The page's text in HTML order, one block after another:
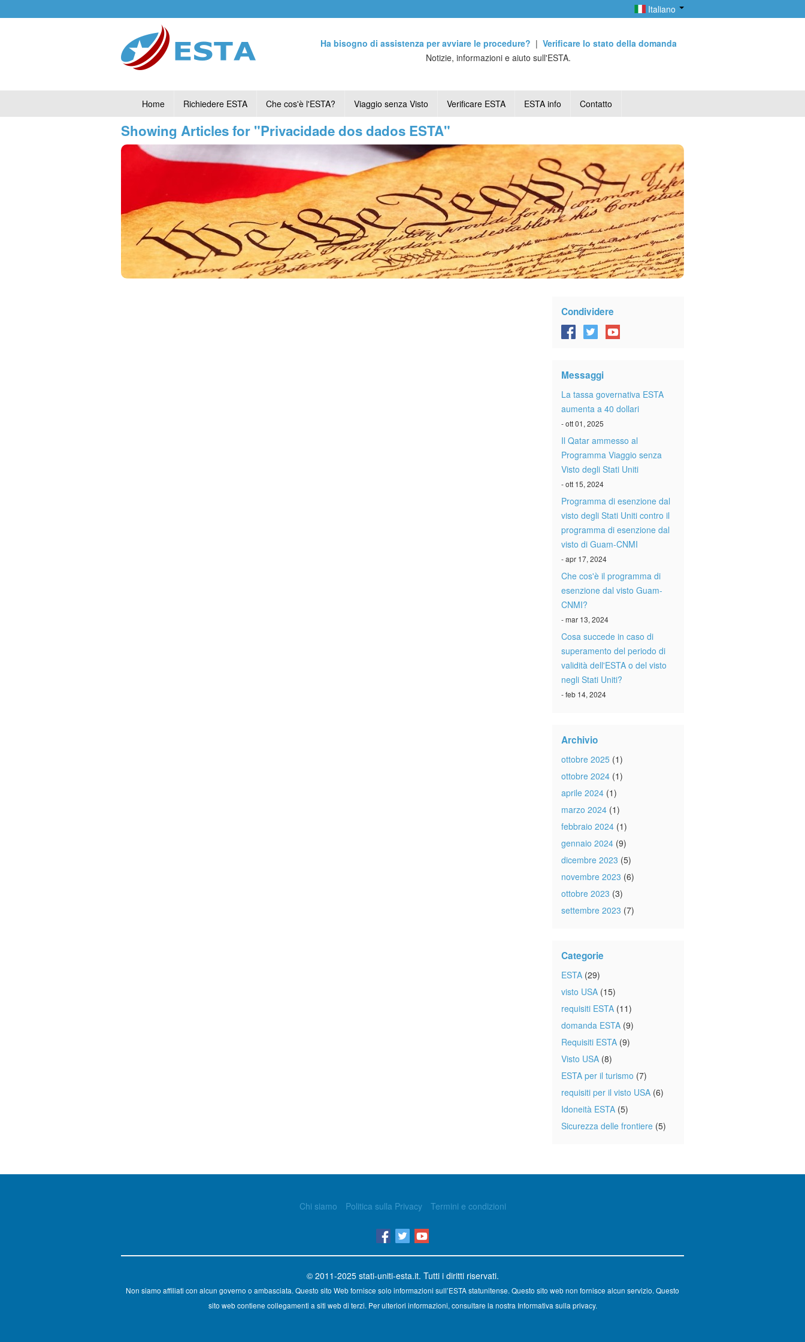
Italiano
Ha bisogno di assistenza per avviare le procedure? | Verificare lo stato della domanda
Notizie, informazioni e aiuto sull'ESTA.
Home Richiedere ESTA Che cos'è l'ESTA? Viaggio senza Visto Verificare ESTA ESTA info Contatto
Showing Articles for "Privacidade dos dados ESTA"
Condividere
Messaggi
La tassa governativa ESTA
aumenta a 40 dollari
- ott 01, 2025
Il Qatar ammesso al
Programma Viaggio senza
Visto degli Stati Uniti
- ott 15, 2024
Programma di esenzione dal
visto degli Stati Uniti contro il
programma di esenzione dal
visto di Guam-CNMI
- apr 17, 2024
Che cos'è il programma di
esenzione dal visto Guam-
CNMI?
- mar 13, 2024
Cosa succede in caso di
superamento del periodo di
validità dell'ESTA o del visto
negli Stati Uniti?
- feb 14, 2024
Archivio
ottobre 2025 (1)
ottobre 2024 (1)
aprile 2024 (1)
marzo 2024 (1)
febbraio 2024 (1)
gennaio 2024 (9)
dicembre 2023 (5)
novembre 2023 (6)
ottobre 2023 (3)
settembre 2023 (7)
Categorie
ESTA (29)
visto USA (15)
requisiti ESTA (11)
domanda ESTA (9)
Requisiti ESTA (9)
Visto USA (8)
ESTA per il turismo (7)
requisiti per il visto USA (6)
Idoneità ESTA (5)
Sicurezza delle frontiere (5)
Chi siamo Politica sulla Privacy Termini e condizioni
© 2011-2025 stati-uniti-esta.it. Tutti i diritti riservati.
Non siamo affiliati con alcun governo o ambasciata. Questo sito Web fornisce solo informazioni sull’ESTA statunitense. Questo sito web non fornisce alcun servizio. Questo
sito web contiene collegamenti a siti web di terzi. Per ulteriori informazioni, consultare la nostra Informativa sulla privacy.